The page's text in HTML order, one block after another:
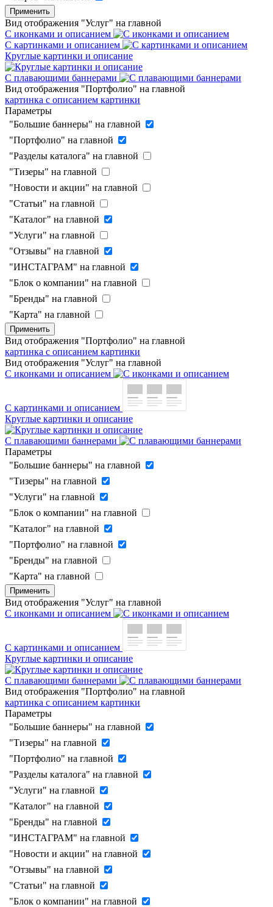
Применить
Вид отображения "Услуг" на главной
С иконками и описанием
С картинками и описанием
Круглые картинки и описание
С плавающими баннерами
Вид отображения "Портфолио" на главной
картинка с описанием картинки
Параметры
"Большие баннеры" на главной
"Портфолио" на главной
"Разделы каталога" на главной
"Тизеры" на главной
"Новости и акции" на главной
"Статьи" на главной
"Каталог" на главной
"Услуги" на главной
"Отзывы" на главной
"ИНСТАГРАМ" на главной
"Блок о компании" на главной
"Бренды" на главной
"Карта" на главной
Применить
Вид отображения "Портфолио" на главной
картинка с описанием картинки
Вид отображения "Услуг" на главной
С иконками и описанием
С картинками и описанием
Круглые картинки и описание
С плавающими баннерами
Параметры
"Большие баннеры" на главной
"Тизеры" на главной
"Услуги" на главной
"Блок о компании" на главной
"Каталог" на главной
"Портфолио" на главной
"Бренды" на главной
"Карта" на главной
Применить
Вид отображения "Услуг" на главной
С иконками и описанием
С картинками и описанием
Круглые картинки и описание
С плавающими баннерами
Вид отображения "Портфолио" на главной
картинка с описанием картинки
Параметры
"Большие баннеры" на главной
"Тизеры" на главной
"Портфолио" на главной
"Разделы каталога" на главной
"Услуги" на главной
"Каталог" на главной
"Бренды" на главной
"ИНСТАГРАМ" на главной
"Новости и акции" на главной
"Отзывы" на главной
"Статьи" на главной
"Блок о компании" на главной